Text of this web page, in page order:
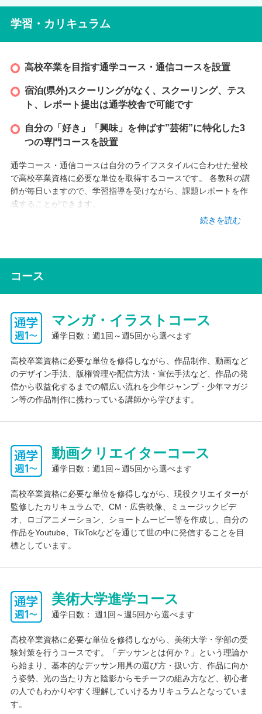
学習・カリキュラム
高校卒業を目指す通学コース・通信コースを設置
宿泊(県外)スクーリングがなく、スクーリング、テス
ト、レポート提出は通学校舎で可能です
自分の「好き」「興味」を伸ばす”芸術”に特化した3
つの専門コースを設置
通学コース・通信コースは自分のライフスタイルに合わせた登校
で高校卒業資格に必要な単位を取得するコースです。 各教科の講
師が毎日いますので、学習指導を受けながら、課題レポートを作
成することができます。
専門コースは「マンガ・イラストコース」「動画クリエイターコ
ています。
インターネット学習
タブレット端末の貸与をしています。レポート提出と質問はWeb
からも可能です。
教科書に合わせたインターネット講座、スタディサプリ等も提供
しています。
英語と数学は高校の内容から学習する履修と基本的な計算能力や
英文法の確認から学習する履修の２つの履修パターンから選択す
ることが可能です。どちらを選んでも３年間で高校卒業に変わり
ありません。レポート提出日には、不安が残る問題等を確認する
ことができるレポートサポートを開講しています。
大学進学サポート
卒業率・進路決定率100％の幕張芸術学部校では、高校１年生か
ら進路学習をしています。会社説明会や職業体験、上級学校の体
像を少しずつ想像できるように企画しています。時間をかけて目
標や将来像を固めていき、希望進路を実現できるように、志望理
由書の添削や面接練習を行っております。大学進学に向けた一般
受験の学習指導は行っておりませんが、学習アドバイスは可能で
す。また、在校生は入学式の司会や音響等を務めることもあり、
毎月第３土曜日に開催しているオープンスクールではボランティ
続きを読む
コース
マンガ・イラストコース
通学日数：週1回～週5回から選べます
高校卒業資格に必要な単位を修得しながら、作品制作、動画など
のデザイン手法、版権管理や配信方法・宣伝手法など、作品の発
信から収益化するまでの幅広い流れを少年ジャンプ・少年マガジ
ン等の作品制作に携わっている講師から学びます。
動画クリエイターコース
通学日数：週1回～週5回から選べます
高校卒業資格に必要な単位を修得しながら、現役クリエイターが
監修したカリキュラムで、CM・広告映像、ミュージックビデ
オ、ロゴアニメーション、ショートムービー等を作成し、自分の
作品をYoutube、TikTokなどを通じて世の中に発信することを目
標としています。
美術大学進学コース
通学日数： 週1回～週5回から選べます
高校卒業資格に必要な単位を修得しながら、美術大学・学部の受
験対策を行うコースです。「デッサンとは何か？」という理論か
ら始まり、基本的なデッサン用具の選び方・扱い方、作品に向か
う姿勢、光の当たり方と陰影からモチーフの組み方など、初心者
の人でもわかりやすく理解していけるカリキュラムとなっていま
す。